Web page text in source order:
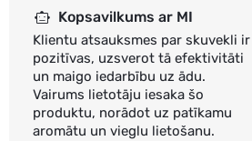
Kopsavilkums ar MI
Klientu atsauksmes par skuvekli ir
pozitīvas, uzsverot tā efektivitāti
un maigo iedarbību uz ādu.
Vairums lietotāju iesaka šo
produktu, norādot uz patīkamu
aromātu un vieglu lietošanu.